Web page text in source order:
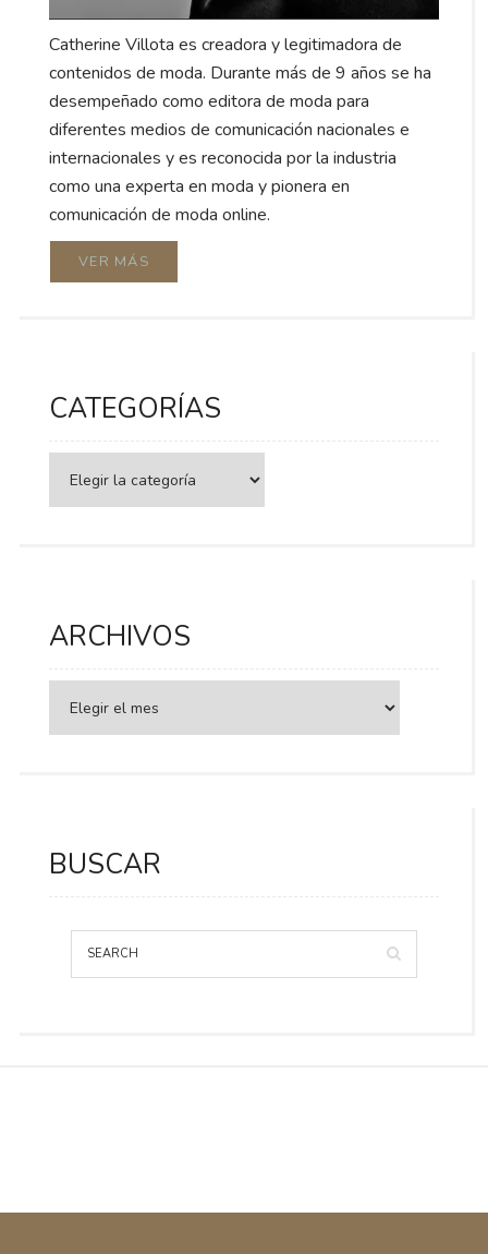
Catherine Villota es creadora y legitimadora de
contenidos de moda. Durante más de 9 años se ha
desempeñado como editora de moda para
diferentes medios de comunicación nacionales e
internacionales y es reconocida por la industria
como una experta en moda y pionera en
comunicación de moda online.
VER MÁS
CATEGORÍAS
ARCHIVOS
BUSCAR